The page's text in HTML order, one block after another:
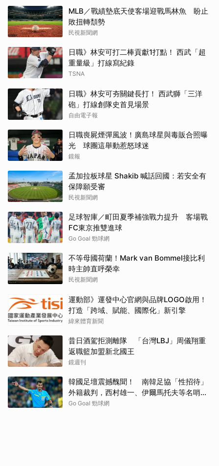
MLB／戰績墊底天使客場迎戰馬林魚 盼止
敗扭轉頹勢
民視新聞網
日職》林安可打二棒貢獻1打點！ 西武「超
重量級」打線寫紀錄
TSNA
日職》林安可夯關鍵長打！ 西武獅「三洋
砲」打線創隊史首見場景
自由電子報
日職喪屍煙彈風波！廣島球星與毒販合照曝
光 球團這舉動惹怒球迷
鏡報
孟加拉板球星 Shakib 喊話回國：若安全有
保障願受審
民視新聞網
足球智庫／町田夏季補強戰力提升 客場戰
FC東京推雙進球
Go Goal 勁球網
不等母國荷蘭！Mark van Bommel接比利
時主帥直呼榮幸
民視新聞網
運動部》運發中心官網與品牌LOGO啟用！
打造「跨域、賦能、國際化」新引擎
緯來體育新聞
昔日酒駕拒測離隊 「台灣LBJ」周儀翔重
返職籃加盟新北國王
鏡週刊
韓國足壇震撼醜聞！ 南韓足協「性招待」
外籍裁判，西村雄一、伊爾馬托夫等名哨捲
入爭議
Go Goal 勁球網